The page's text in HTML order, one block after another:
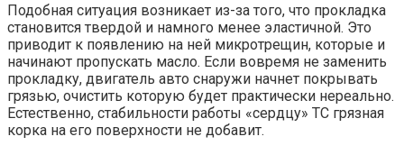
Подобная ситуация возникает из-за того, что прокладка
становится твердой и намного менее эластичной. Это
приводит к появлению на ней микротрещин, которые и
начинают пропускать масло. Если вовремя не заменить
прокладку, двигатель авто снаружи начнет покрывать
грязью, очистить которую будет практически нереально.
Естественно, стабильности работы «сердцу» ТС грязная
корка на его поверхности не добавит.